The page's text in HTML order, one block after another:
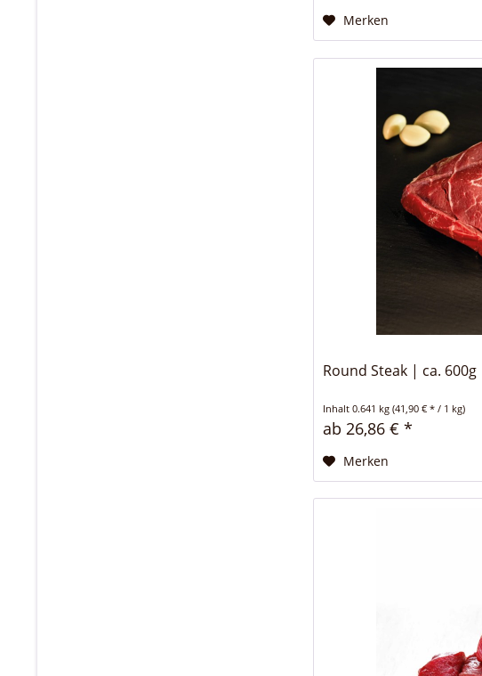
Merken
Round Steak | ca. 600g
Inhalt0.641 kg(41,90 € * / 1 kg)
ab 26,86 € *
Merken